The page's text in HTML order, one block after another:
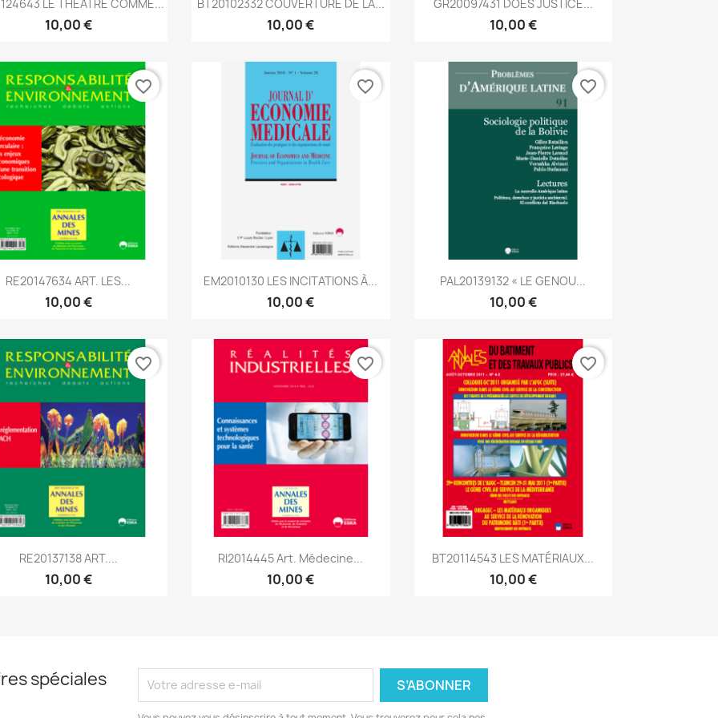
LE THÉATRE COMME...
10,00 €
BT20102332 COUVERTURE DE LA...
10,00 €
GR20097431 DOES JUSTICE...
10,00 €
Aperçu rapide
RE20147634 ART. LES...
10,00 €
favorite_border
Aperçu rapide
EM2010130 LES INCITATIONS À...
10,00 €
favorite_border
Aperçu rapide
PAL20139132 « LE GENOU...
10,00 €
favorite_border
Aperçu rapide
RE20137138 ART....
10,00 €
favorite_border
Aperçu rapide
RI2014445 Art. Médecine...
10,00 €
favorite_border
Aperçu rapide
BT20114543 LES MATÉRIAUX...
10,00 €
favorite_border
spéciales